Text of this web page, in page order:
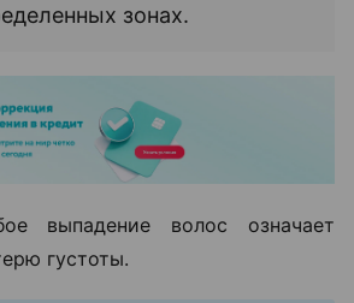
зонах.
выпадение волос означает
густоты.